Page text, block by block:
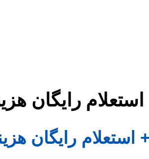
استعلام رایگان
+ استعلام رایگان